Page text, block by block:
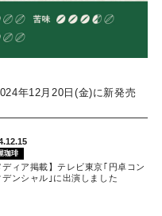
年12月20日(金)に新発売
珈琲
ディア掲載】テレビ東京｢円卓コン
デンシャル｣に出演しました